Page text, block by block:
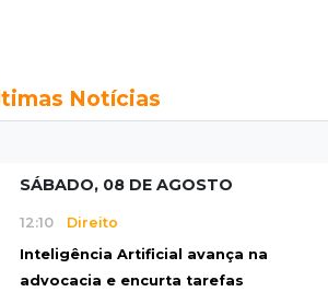
Notícias
SÁBADO, 08 DE AGOSTO
12:10 Direito
Inteligência Artificial avança na
advocacia e encurta tarefas